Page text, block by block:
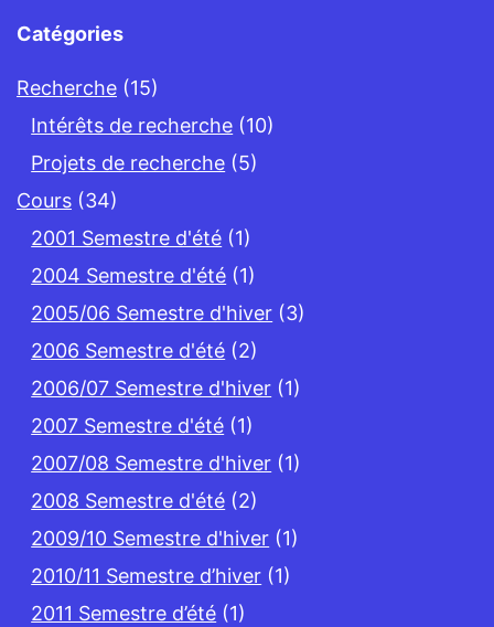
Catégories
Recherche (15)
Intérêts de recherche (10)
Projets de recherche (5)
Cours (34)
2001 Semestre d'été (1)
2004 Semestre d'été (1)
2005/06 Semestre d'hiver (3)
2006 Semestre d'été (2)
2006/07 Semestre d'hiver (1)
2007 Semestre d'été (1)
2007/08 Semestre d'hiver (1)
2008 Semestre d'été (2)
2009/10 Semestre d'hiver (1)
2010/11 Semestre d’hiver (1)
2011 Semestre d’été (1)